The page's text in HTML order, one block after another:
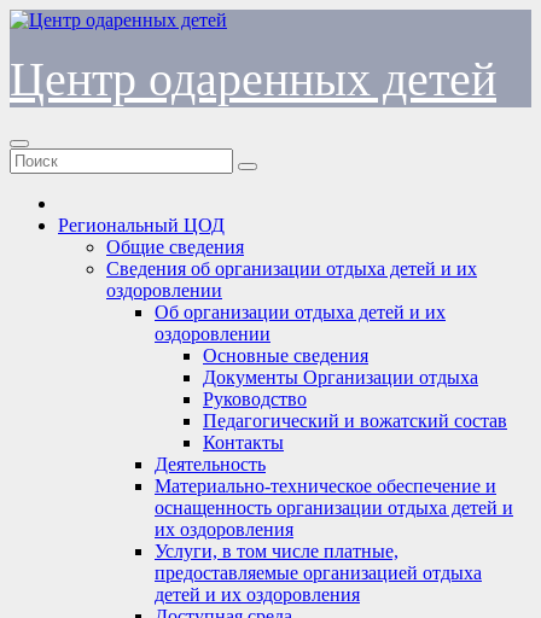
Перейти
содержимому
Центр одаренных детей
Региональный ЦОД
Общие сведения
Сведения об организации отдыха детей и их
оздоровлении
Об организации отдыха детей и их
оздоровлении
Основные сведения
Документы Организации отдыха
Руководство
Педагогический и вожатский состав
Контакты
Деятельность
Материально-техническое обеспечение и
оснащенность организации отдыха детей и
их оздоровления
Услуги, в том числе платные,
предоставляемые организацией отдыха
детей и их оздоровления